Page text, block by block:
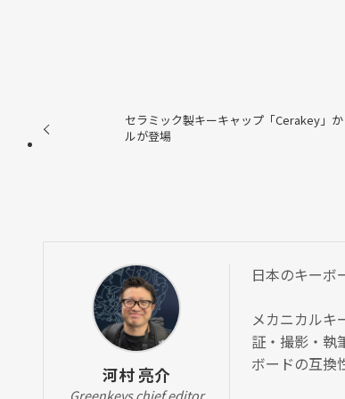
セラミック製キーキャップ「Cerakey」
ルが登場
河村 亮介
Greenkeys chief editor
日本のキーボ
メカニカルキ
証・撮影・執
ボードの互換